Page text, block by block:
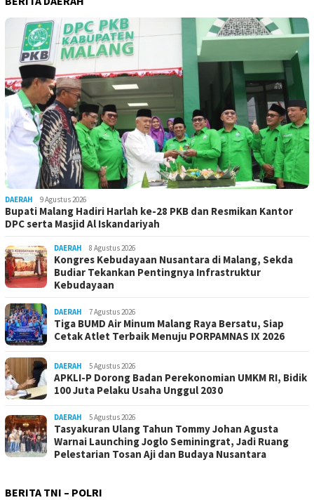
DAERAH 9 Agustus 2026
Bupati Malang Hadiri Harlah ke-28 PKB dan Resmikan Kantor
DPC serta Masjid Al Iskandariyah
DAERAH 8 Agustus 2026
Kongres Kebudayaan Nusantara di Malang, Sekda
Budiar Tekankan Pentingnya Infrastruktur
Kebudayaan
DAERAH 7 Agustus 2026
Tiga BUMD Air Minum Malang Raya Bersatu, Siap
Cetak Atlet Terbaik Menuju PORPAMNAS IX 2026
DAERAH 5 Agustus 2026
APKLI-P Dorong Badan Perekonomian UMKM RI, Bidik
100 Juta Pelaku Usaha Unggul 2030
DAERAH 5 Agustus 2026
Tasyakuran Ulang Tahun Tommy Johan Agusta
Warnai Launching Joglo Seminingrat, Jadi Ruang
Pelestarian Tosan Aji dan Budaya Nusantara
BERITA TNI – POLRI